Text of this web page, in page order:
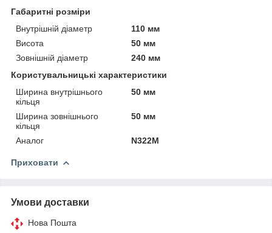
Габаритні розміри
Внутрішній діаметр
110 мм
Висота
50 мм
Зовнішній діаметр
240 мм
Користувальницькі характеристики
Ширина внутрішнього
кільця
50 мм
Ширина зовнішнього
кільця
50 мм
Аналог N322M
Приховати
Умови доставки
Нова Пошта